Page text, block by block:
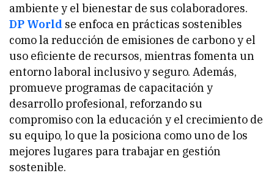
ambiente y el bienestar de sus colaboradores.
DP World se enfoca en prácticas sostenibles
como la reducción de emisiones de carbono y el
uso eficiente de recursos, mientras fomenta un
entorno laboral inclusivo y seguro. Además,
promueve programas de capacitación y
desarrollo profesional, reforzando su
compromiso con la educación y el crecimiento de
su equipo, lo que la posiciona como uno de los
mejores lugares para trabajar en gestión
sostenible.